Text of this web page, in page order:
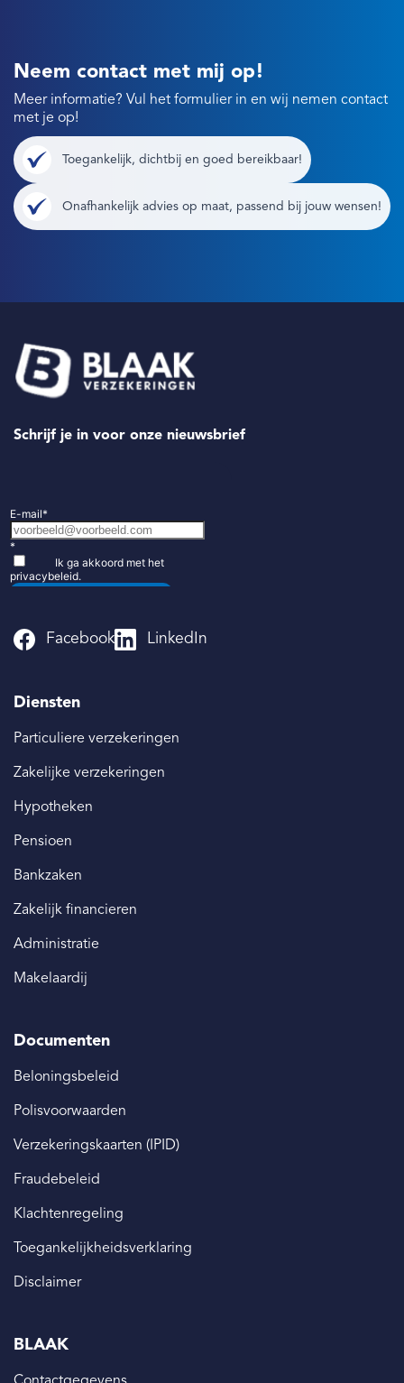
Neem contact met mij op!
Meer informatie? Vul het formulier in en wij nemen contact
met je op!
Toegankelijk, dichtbij en goed bereikbaar!
Onafhankelijk advies op maat, passend bij jouw wensen!
Schrijf je in voor onze nieuwsbrief
Facebook LinkedIn
Diensten
Particuliere verzekeringen
Zakelijke verzekeringen
Hypotheken
Pensioen
Bankzaken
Zakelijk financieren
Administratie
Makelaardij
Documenten
Beloningsbeleid
Polisvoorwaarden
Verzekeringskaarten (IPID)
Fraudebeleid
Klachtenregeling
Toegankelijkheidsverklaring
Disclaimer
BLAAK